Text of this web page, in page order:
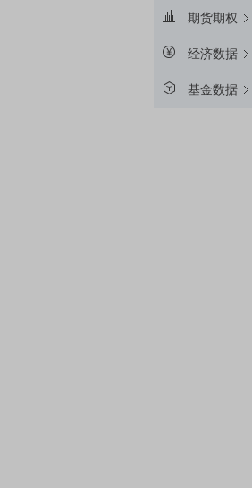
期货期权
经济数据
基金数据